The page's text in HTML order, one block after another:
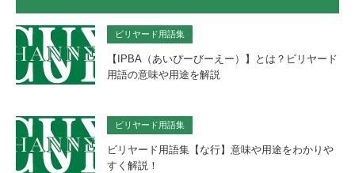
ビリヤード用語集
【IPBA（あいぴーびーえー）】とは？ビリヤード
用語の意味や用途を解説
ビリヤード用語集
ビリヤード用語集【な行】意味や用途をわかりや
すく解説！